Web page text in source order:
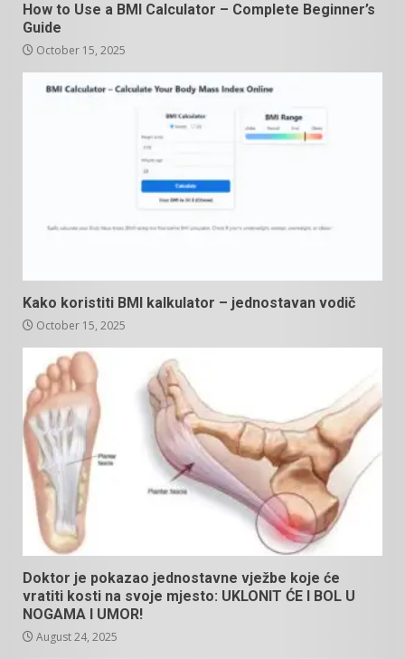
How to Use a BMI Calculator – Complete Beginner’s
Guide
October 15, 2025
Kako koristiti BMI kalkulator – jednostavan vodič
October 15, 2025
Doktor je pokazao jednostavne vježbe koje će
vratiti kosti na svoje mjesto: UKLONIT ĆE I BOL U
NOGAMA I UMOR!
August 24, 2025